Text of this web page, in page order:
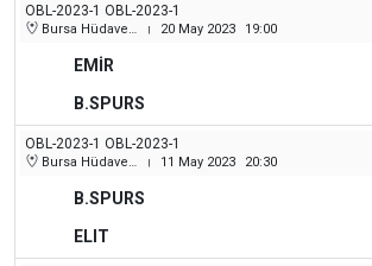
OBL-2023-1 OBL-2023-1
Bursa Hüdavendigar (Dikkaldırım) Kapalı Spor Salonu | 20 May 2023 19:00
EMİR
B.SPURS
OBL-2023-1 OBL-2023-1
Bursa Hüdavendigar (Dikkaldırım) Kapalı Spor Salonu | 11 May 2023 20:30
B.SPURS
ELIT